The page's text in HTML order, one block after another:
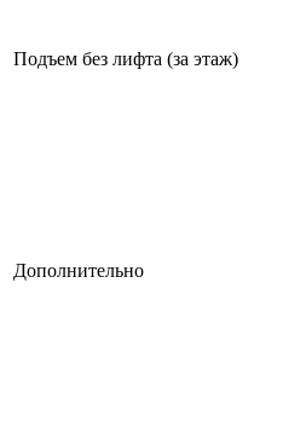
Подъем без лифта (за этаж)
Дополнительно